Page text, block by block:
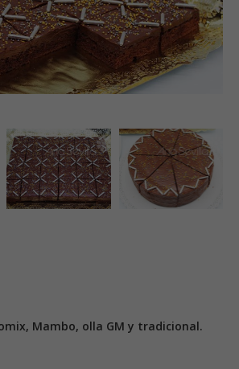
Mambo, olla GM y tradicional.